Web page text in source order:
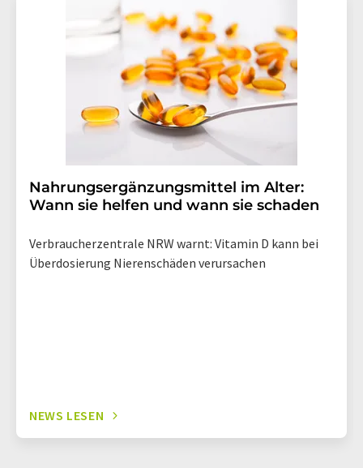
Nahrungsergänzungsmittel im Alter:
Wann sie helfen und wann sie schaden
Verbraucherzentrale NRW warnt: Vitamin D kann bei
Überdosierung Nierenschäden verursachen
NEWS LESEN